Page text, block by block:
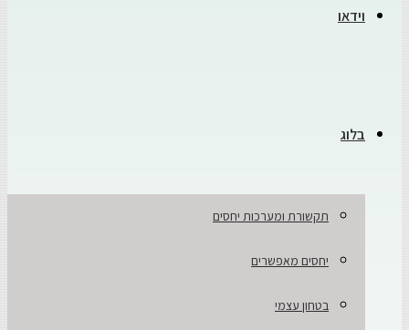
וידאו
בלוג
תקשורת ומערכות יחסים
יחסים מאפשרים
בטחון עצמי